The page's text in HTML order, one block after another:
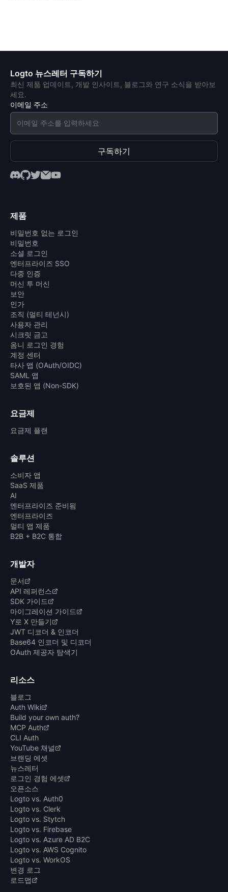
Logto 뉴스레터 구독하기
최신 제품 업데이트, 개발 인사이트, 블로그와 연구 소식을 받아보
세요.
이메일 주소
구독하기
제품
비밀번호 없는 로그인
비밀번호
소셜 로그인
엔터프라이즈 SSO
다중 인증
머신 투 머신
보안
인가
조직 (멀티 테넌시)
사용자 관리
시크릿 금고
옴니 로그인 경험
계정 센터
타사 앱 (OAuth/OIDC)
SAML 앱
보호된 앱 (Non-SDK)
요금제
요금제 플랜
솔루션
소비자 앱
SaaS 제품
AI
엔터프라이즈 준비됨
엔터프라이즈
멀티 앱 제품
B2B + B2C 통합
개발자
문서
API 레퍼런스
SDK 가이드
마이그레이션 가이드
Y로 X 만들기
JWT 디코더 & 인코더
Base64 인코더 및 디코더
OAuth 제공자 탐색기
리소스
블로그
Auth Wiki
Build your own auth?
MCP Auth
CLI Auth
YouTube 채널
브랜딩 에셋
뉴스레터
로그인 경험 에셋
오픈소스
Logto vs. Auth0
Logto vs. Clerk
Logto vs. Stytch
Logto vs. Firebase
Logto vs. Azure AD B2C
Logto vs. AWS Cognito
Logto vs. WorkOS
변경 로그
로드맵